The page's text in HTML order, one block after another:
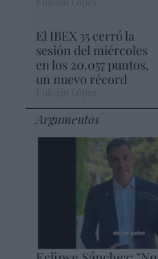
El IBEX 35 cerró la
sesión del miércoles
en los 20.057 puntos,
un nuevo récord
Argumentos